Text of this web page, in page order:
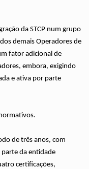
da STCP num grupo
demais Operadores de
fator adicional de
embora, exigindo
e ativa por parte
de três anos, com
da entidade
certificações,